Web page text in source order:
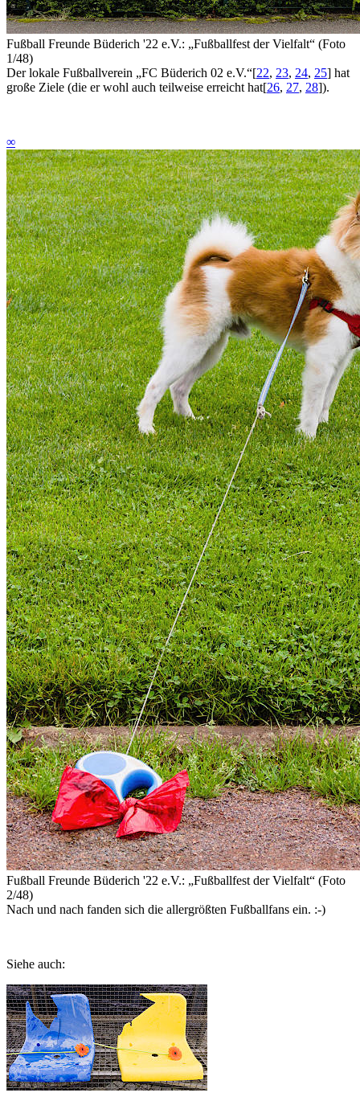
Fußball Freunde Büderich '22 e.V.: „Fußballfest der Vielfalt“ (Foto
1/48)
Der lokale Fußballverein „FC Büderich 02 e.V.“[22, 23, 24, 25] hat
große Ziele (die er wohl auch teilweise erreicht hat[26, 27, 28]).
∞
Fußball Freunde Büderich '22 e.V.: „Fußballfest der Vielfalt“ (Foto
2/48)
Nach und nach fanden sich die allergrößten Fußballfans ein. :-)
Siehe auch: